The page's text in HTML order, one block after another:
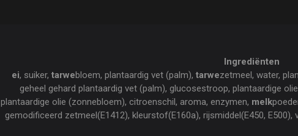
Ingrediënten
ei, suiker, tarwebloem, plantaardig vet (palm), tarwezetmeel, water,
geheel gehard plantaardig vet (palm), glucosestroop, plantaardige
plantaardige olie (zonnebloem), citroenschil, aroma, enzymen, melk
gemodificeerd zetmeel(E1412), kleurstof(E160a), rijsmiddel(E450, E500),